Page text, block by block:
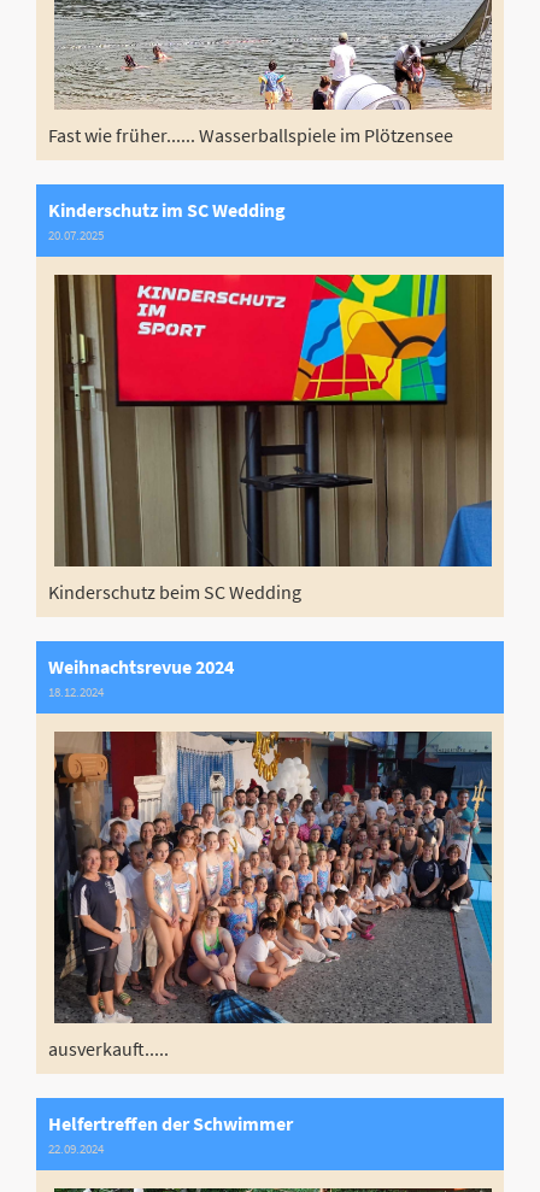
Fast wie früher...... Wasserballspiele im Plötzensee
Kinderschutz im SC Wedding
20.07.2025
Kinderschutz beim SC Wedding
Weihnachtsrevue 2024
18.12.2024
ausverkauft.....
Helfertreffen der Schwimmer
22.09.2024